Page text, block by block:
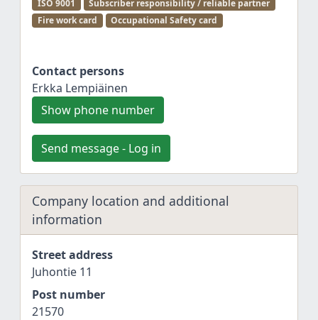
ISO 9001
Subscriber responsibility / reliable partner
Fire work card
Occupational Safety card
Contact persons
Erkka Lempiäinen
Show phone number
Send message - Log in
Company location and additional
information
Street address
Juhontie 11
Post number
21570